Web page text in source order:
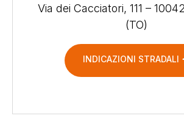
Via dei Cacciatori, 111 –
(TO)
INDICAZIONI STRADALI